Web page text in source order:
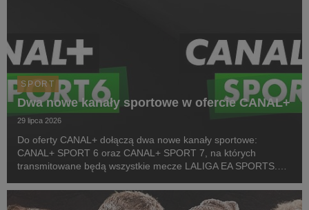
SPORT
Dwa nowe kanały sportowe w ofercie CANAL+
29 lipca 2026
Do oferty CANAL+ dołączą dwa nowe kanały sportowe:
CANAL+ SPORT 6 oraz CANAL+ SPORT 7, na których
transmitowane będą wszystkie mecze LALIGA EA SPORTS.
pierwszej kolejki sezonu 2026/27 ligi hiszpańskiej, po formaln...